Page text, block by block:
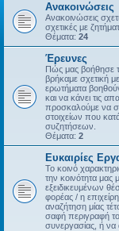
Ανακοινώσεις
Ανακοινώσεις
σχετικές με
Θέματα: 24
Έρευνες
Πώς μας βοήθησε
βρήκαμε σχετική
ερωτήματα
και να κάνει τις
προσκαλούμε να
στοιχείων που
συζητήσεων.
Θέματα: 2
Ευκαιρίες
Το κοινό
την κοινότητα μας
εξειδικευμένων
φορέας / η
αναζήτηση μίας
σαφή περιγραφή
συνεργασίας, ή να